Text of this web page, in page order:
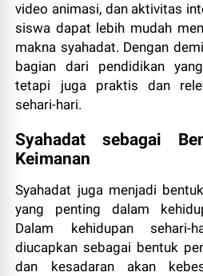
video animasi, dan aktivitas
siswa dapat lebih mudah
makna syahadat. Dengan
bagian dari pendidikan
tetapi juga praktis dan
sehari-hari.
Syahadat sebagai
Keimanan
Syahadat juga menjadi
yang penting dalam
Dalam kehidupan sehari-
diucapkan sebagai bentuk
dan kesadaran akan